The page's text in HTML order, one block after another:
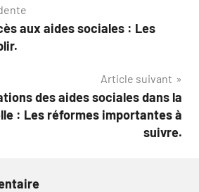
aux aides sociales : Les
Article suivant
des aides sociales dans la
: Les réformes importantes à
suivre.